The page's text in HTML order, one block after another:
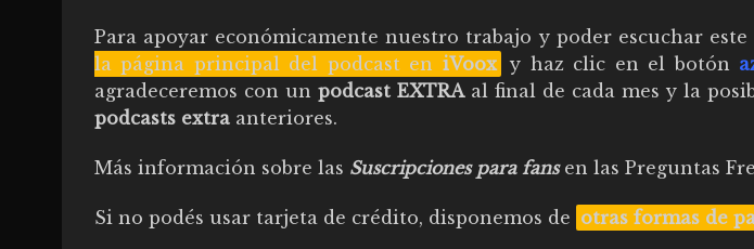
Para apoyar económicamente nuestro trabajo y poder escuchar este
la página principal del podcast en iVoox y haz clic en el botón
agradeceremos con unpodcast EXTRAal final de cada mes y la
podcasts extra anteriores.
Más información sobre las Suscripciones para fansen las Preguntas
Si no podés usar tarjeta de crédito, disponemos de otras formas de